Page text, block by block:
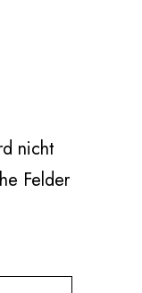
nicht
Felder